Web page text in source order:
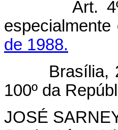
Art.
especialmente
de 1988.
Brasília, 22
100º da
JOSÉ